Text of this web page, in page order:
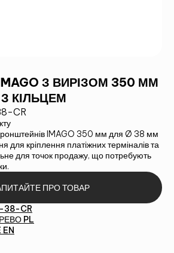
З ВИРІЗОМ 350 ММ
КІЛЬЦЕМ
CR
IMAGO 350 мм для Ø 38 мм
для кріплення платіжних терміналів та
для точок продажу, що потребують
ПРО ТОВАР
38-CR
PL